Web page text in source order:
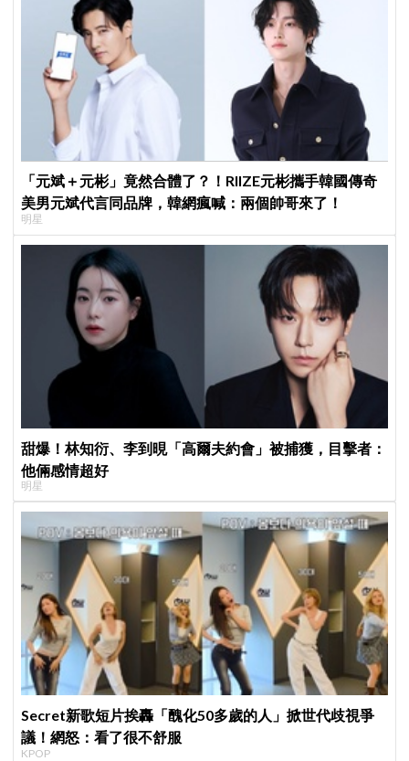
「元斌＋元彬」竟然合體了？！RIIZE元彬攜手韓國傳奇
美男元斌代言同品牌，韓網瘋喊：兩個帥哥來了！
明星
甜爆！林知衍、李到晛「高爾夫約會」被捕獲，目擊者：
他倆感情超好
明星
Secret新歌短片挨轟「醜化50多歲的人」掀世代歧視爭
議！網怒：看了很不舒服
KPOP